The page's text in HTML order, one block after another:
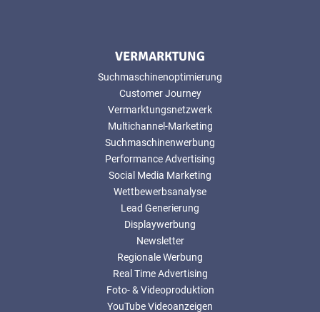
VERMARKTUNG
Suchmaschinenoptimierung
Customer Journey
Vermarktungsnetzwerk
Multichannel-Marketing
Suchmaschinenwerbung
Performance Advertising
Social Media Marketing
Wettbewerbsanalyse
Lead Generierung
Displaywerbung
Newsletter
Regionale Werbung
Real Time Advertising
Foto- & Videoproduktion
YouTube Videoanzeigen